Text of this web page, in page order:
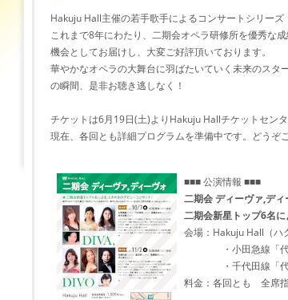
Hakuju Hall主催の若手歌手によるコンサートシリーズ
これまで8年にわたり、二期会オペラ研修所を優秀な
機会としてお届けし、大変ご好評頂いております。
華やかなオペラの大舞台に羽ばたいていく未来のス
の瞬間、是非お聴き逃しなく！
チケットは6月19日(土)よりHakuju Hallチケットセンタ
現在、各回とも詳細プログラムを準備中です。どうぞ
■■■ 公演情報 ■■■
二期会 ディーヴァ,ディ
二期会新星トップ6名
会場：Hakuju Hall（ハ
・小田急線「代々
・千代田線「代々
料金：各回とも 全席指